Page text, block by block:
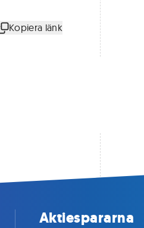
Kopiera länk
Aktiespararna